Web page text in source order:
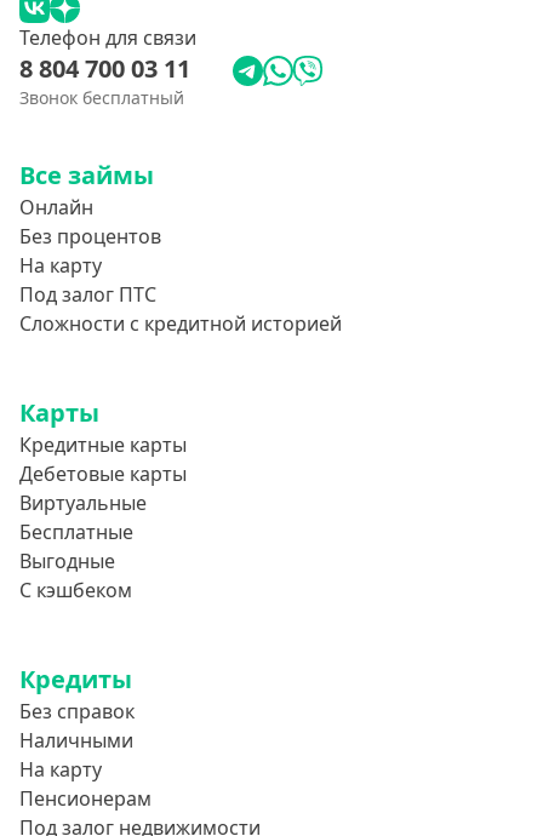
Телефон для связи
8 804 700 03 11
Звонок бесплатный
Все займы
Онлайн
Без процентов
На карту
Под залог ПТС
Сложности с кредитной историей
Карты
Кредитные карты
Дебетовые карты
Виртуальные
Бесплатные
Выгодные
С кэшбеком
Кредиты
Без справок
Наличными
На карту
Пенсионерам
Под залог недвижимости